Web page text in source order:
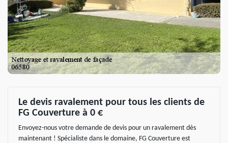
Le devis ravalement pour tous les clients de
FG Couverture à 0 €
Envoyez-nous votre demande de devis pour un ravalement dès
maintenant ! Spécialiste dans le domaine, FG Couverture est